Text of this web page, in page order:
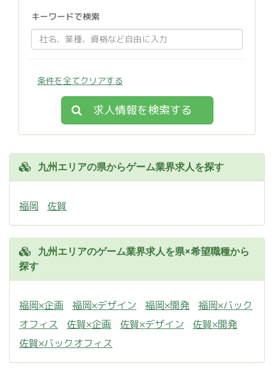
キーワードで検索
条件を全てクリアする
求人情報を検索する
九州エリアの県からゲーム業界求人を探す
福岡 佐賀
九州エリアのゲーム業界求人を県×希望職種から
探す
福岡×企画 福岡×デザイン 福岡×開発
福岡×バック
オフィス
佐賀×企画 佐賀×デザイン
佐賀×開発
佐賀×バックオフィス